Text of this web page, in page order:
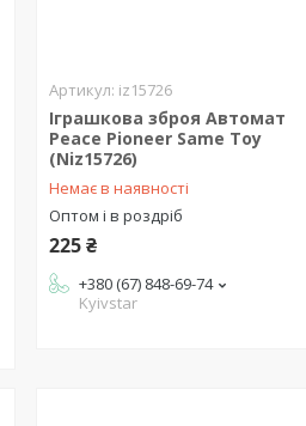
iz15726
Іграшкова зброя Автомат
Peace Pioneer Same Toy
(Niz15726)
Немає в наявності
Оптом і в роздріб
225 ₴
+380 (67) 848-69-74
Kyivstar